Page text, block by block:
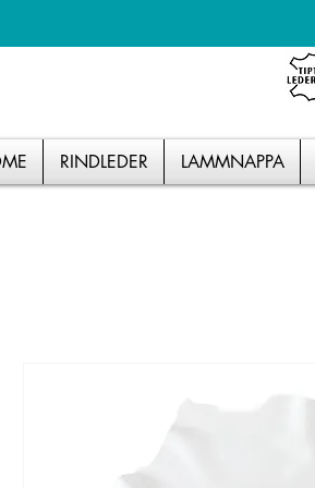
RINDLEDER LAMMNAPPA